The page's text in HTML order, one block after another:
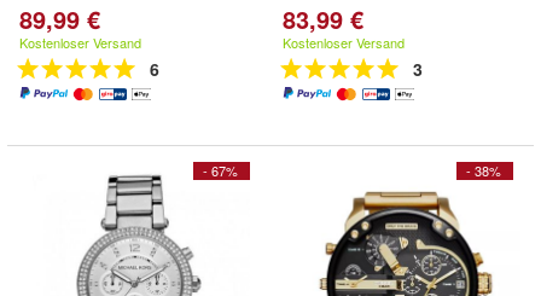
89,99 €
Kostenloser Versand
6
83,99 €
Kostenloser Versand
3
- 67% - 38%